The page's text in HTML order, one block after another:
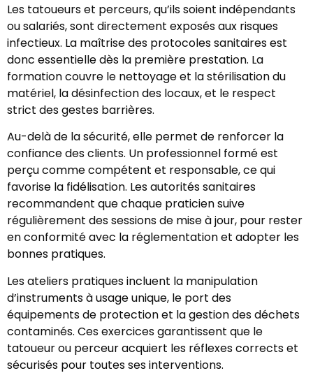
Les tatoueurs et perceurs, qu’ils soient indépendants
ou salariés, sont directement exposés aux risques
infectieux. La maîtrise des protocoles sanitaires est
donc essentielle dès la première prestation. La
formation couvre le nettoyage et la stérilisation du
matériel, la désinfection des locaux, et le respect
strict des gestes barrières.
Au-delà de la sécurité, elle permet de renforcer la
confiance des clients. Un professionnel formé est
perçu comme compétent et responsable, ce qui
favorise la fidélisation. Les autorités sanitaires
recommandent que chaque praticien suive
régulièrement des sessions de mise à jour, pour rester
en conformité avec la réglementation et adopter les
bonnes pratiques.
Les ateliers pratiques incluent la manipulation
d’instruments à usage unique, le port des
équipements de protection et la gestion des déchets
contaminés. Ces exercices garantissent que le
tatoueur ou perceur acquiert les réflexes corrects et
sécurisés pour toutes ses interventions.